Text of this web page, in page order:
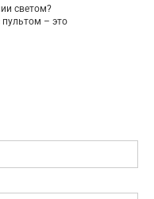
светом?
– это